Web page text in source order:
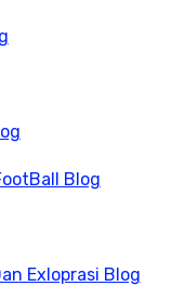
Blog
Exloprasi Blog